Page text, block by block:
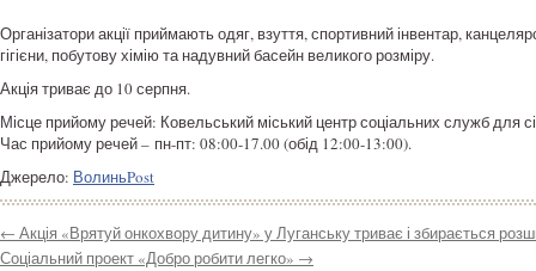
Організатори акції приймають одяг, взуття, спортивний інвентар,
гігієни, побутову хімію та надувний басейн великого розміру.
Акція триває до 10 серпня.
Місце прийому речей: Ковельський міський центр соціальних служб для
Час прийому речей – пн-пт: 08:00-17.00 (обід 12:00-13:00).
Джерело: ВолиньPost
← Акція «Врятуй онкохвору дитину» у Луганську триває і збирається
Соціальний проект «Добро робити легко» →